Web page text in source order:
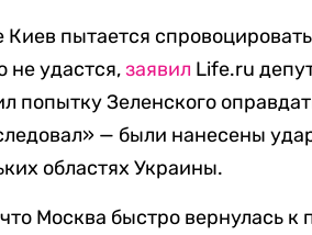
пытается
не удастся,заявил Life.ru
попытку Зеленского
— были нанесены
областях Украины.
Москва быстро вернулась